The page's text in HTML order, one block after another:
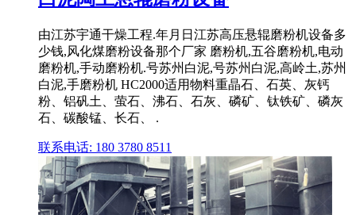
由江苏宇通干燥工程.年月日江苏高压悬辊磨粉机设备多
少钱,风化煤磨粉设备那个厂家 磨粉机,五谷磨粉机,电动
磨粉机,手动磨粉机.号苏州白泥,号苏州白泥,高岭土,苏州
白泥,手磨粉机 HC2000适用物料重晶石、石英、灰钙
粉、铝矾土、萤石、沸石、石灰、磷矿、钛铁矿、磷灰
石、碳酸锰、长石、 .
联系电话: 180 3780 8511